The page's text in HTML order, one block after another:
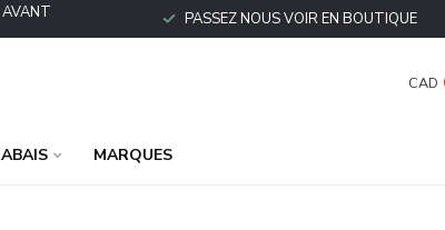
AVANT PASSEZ NOUS VOIR EN BOUTIQUE
CAD
MARQUES